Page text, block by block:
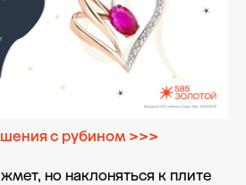
с рубином >>>
но наклоняться к плите